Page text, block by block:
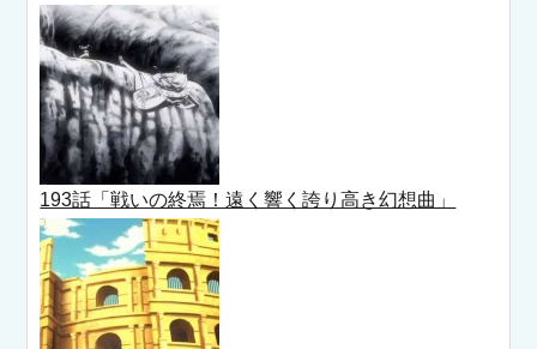
193話「戦いの終焉！遠く響く誇り高き幻想曲」